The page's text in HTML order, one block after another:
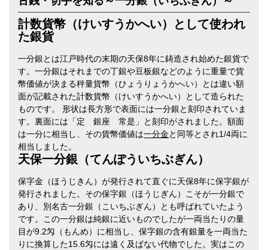
計数貨幣（けいすうかへい）として使われ
た銀貨
一分銀とは江戸時代の末期の天保8年に鋳造され始めた銀貨で
す。一分銀はそれまでの丁銀や豆板銀などのように重量で貨
幣価値が決まる秤量貨幣（ひょうりょうかへい）とは違い額
面が記載された計数貨幣（けいすうかへい）として造られた
ものです。 形状は長方形で表面には一分銀と刻印されていま
す。裏面には「定 銀座 常是」と刻印がされました。額面
は一分に相当し、その貨幣価値は一分金と同等とされ1/4両に
相当しました。
天保一分銀（てんぽういちぶぎん）
保字金（ほうじきん）が発行されて直ぐに天保8年に保字銀が
発行されました。その保字銀（ほうじぎん）こそが一分銀で
あり、別名古一分銀（こいちぶぎん）とも呼ばれていたよう
です。この一分銀は純銀に近いものでしたが一両当たりの量
目が9.2匁（もんめ）に相当し、保字銀の含有銀量を一両当た
りに換算した15.6匁には遠く及ばない代物でした。実はこの